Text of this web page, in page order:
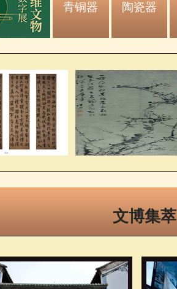
青铜器 陶瓷器
文博集萃